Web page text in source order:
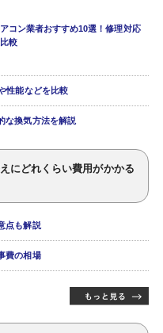
コン業者おすすめ10選！修理対応
較
性能などを比較
な換気方法を解説
にどれくらい費用がかかる
点も解説
費の相場